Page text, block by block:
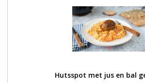
Hutsspot met jus en bal